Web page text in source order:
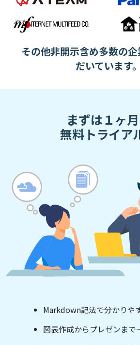
その他非開示含め多数の
だいています。
まずは１ヶ
無料トライア
Markdown記法で分かりや
図表作成からプレゼンまで